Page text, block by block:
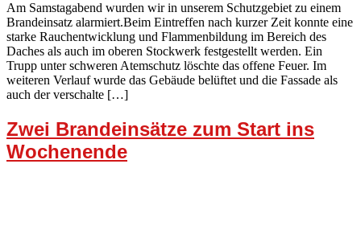
Am Samstagabend wurden wir in unserem Schutzgebiet zu einem
Brandeinsatz alarmiert.Beim Eintreffen nach kurzer Zeit konnte eine
starke Rauchentwicklung und Flammenbildung im Bereich des
Daches als auch im oberen Stockwerk festgestellt werden. Ein
Trupp unter schweren Atemschutz löschte das offene Feuer. Im
weiteren Verlauf wurde das Gebäude belüftet und die Fassade als
auch der verschalte […]
Zwei Brandeinsätze zum Start ins
Wochenende